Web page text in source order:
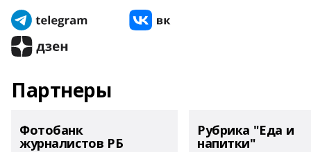
Партнеры
Фотобанк
журналистов РБ
Рубрика "Еда и
напитки"